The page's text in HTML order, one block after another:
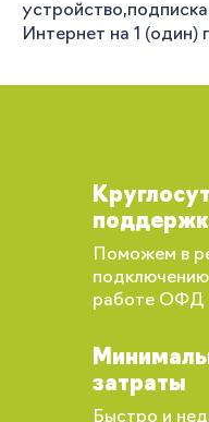
Интернет на 1 (один)
Поможем в
работе ОФД
затраты
Быстро и